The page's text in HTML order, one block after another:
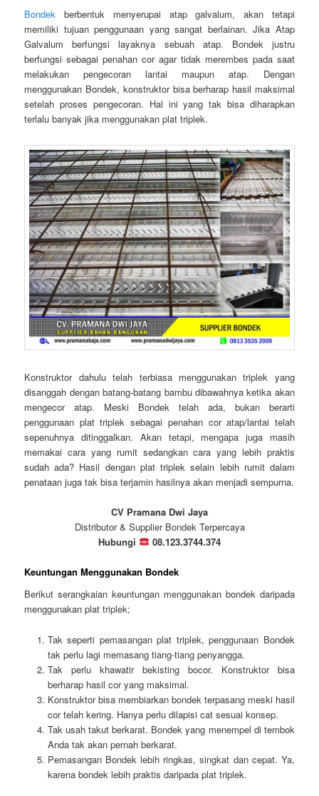
Bondek berbentuk menyerupai atap galvalum, akan tetapi
memiliki tujuan penggunaan yang sangat berlainan. Jika Atap
Galvalum berfungsi layaknya sebuah atap. Bondek justru
berfungsi sebagai penahan cor agar tidak merembes pada saat
melakukan pengecoran lantai maupun atap. Dengan
menggunakan Bondek, konstruktor bisa berharap hasil maksimal
setelah proses pengecoran. Hal ini yang tak bisa diharapkan
terlalu banyak jika menggunakan plat triplek.
Konstruktor dahulu telah terbiasa menggunakan triplek yang
disanggah dengan batang-batang bambu dibawahnya ketika akan
mengecor atap. Meski Bondek telah ada, bukan berarti
penggunaan plat triplek sebagai penahan cor atap/lantai telah
sepenuhnya ditinggalkan. Akan tetapi, mengapa juga masih
memakai cara yang rumit sedangkan cara yang lebih praktis
sudah ada? Hasil dengan plat triplek selain lebih rumit dalam
penataan juga tak bisa terjamin hasilnya akan menjadi sempurna.
CV Pramana Dwi Jaya
Distributor & Supplier Bondek Terpercaya
Hubungi
08.123.3744.374
Keuntungan Menggunakan Bondek
Berikut serangkaian keuntungan menggunakan bondek daripada
menggunakan plat triplek;
Tak seperti pemasangan plat triplek, penggunaan Bondek
tak perlu lagi memasang tiang-tiang penyangga.
Tak perlu khawatir bekisting bocor. Konstruktor bisa
berharap hasil cor yang maksimal.
Konstruktor bisa membiarkan bondek terpasang meski hasil
cor telah kering. Hanya perlu dilapisi cat sesuai konsep.
Tak usah takut berkarat. Bondek yang menempel di tembok
Anda tak akan pernah berkarat.
Pemasangan Bondek lebih ringkas, singkat dan cepat. Ya,
karena bondek lebih praktis daripada plat triplek.